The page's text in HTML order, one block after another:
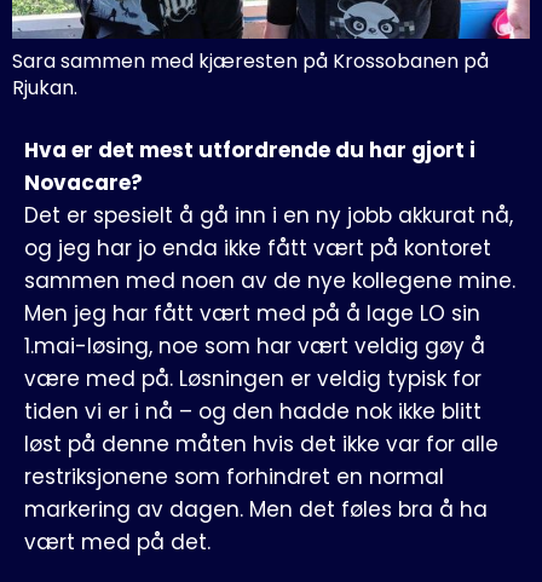
Sara sammen med kjæresten på Krossobanen på
Rjukan.
Hva er det mest utfordrende du har gjort i
Novacare?
Det er spesielt å gå inn i en ny jobb akkurat nå,
og jeg har jo enda ikke fått vært på kontoret
sammen med noen av de nye kollegene mine.
Men jeg har fått vært med på å lage LO sin
1.mai-løsing, noe som har vært veldig gøy å
være med på. Løsningen er veldig typisk for
tiden vi er i nå – og den hadde nok ikke blitt
løst på denne måten hvis det ikke var for alle
restriksjonene som forhindret en normal
markering av dagen. Men det føles bra å ha
vært med på det.